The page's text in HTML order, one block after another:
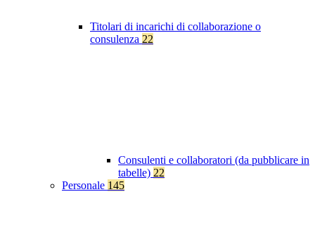
Titolari di incarichi di collaborazione o
consulenza 22
Consulenti e collaboratori (da pubblicare in
tabelle) 22
Personale 145